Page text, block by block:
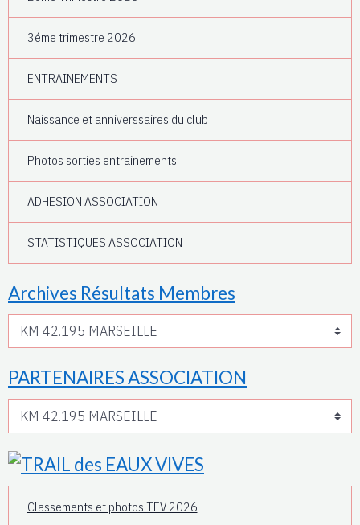
3éme trimestre 2026
ENTRAINEMENTS
Naissance et anniverssaires du club
Photos sorties entrainements
ADHESION ASSOCIATION
STATISTIQUES ASSOCIATION
Archives Résultats Membres
PARTENAIRES ASSOCIATION
Classements et photos TEV 2026